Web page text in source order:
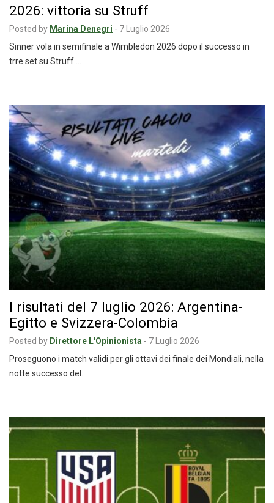
2026: vittoria su Struff
Posted by Marina Denegri - 7 Luglio 2026
Sinner vola in semifinale a Wimbledon 2026 dopo il successo in
trre set su Struff.…
I risultati del 7 luglio 2026: Argentina-
Egitto e Svizzera-Colombia
Posted by Direttore L'Opinionista - 7 Luglio 2026
Proseguono i match validi per gli ottavi dei finale dei Mondiali, nella
notte successo del…